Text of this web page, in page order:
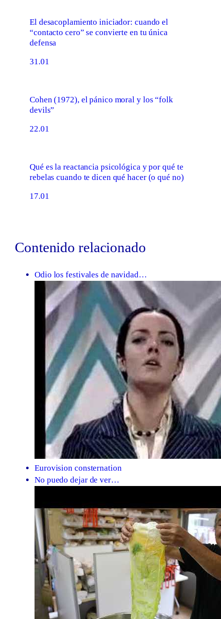
El desacoplamiento iniciador: cuando el
“contacto cero” se convierte en tu única
defensa
31.01
Cohen (1972), el pánico moral y los “folk
devils”
22.01
Qué es la reactancia psicológica y por qué te
rebelas cuando te dicen qué hacer (o qué no)
17.01
Contenido relacionado
Odio los festivales de navidad…
Eurovision consternation
No puedo dejar de ver…